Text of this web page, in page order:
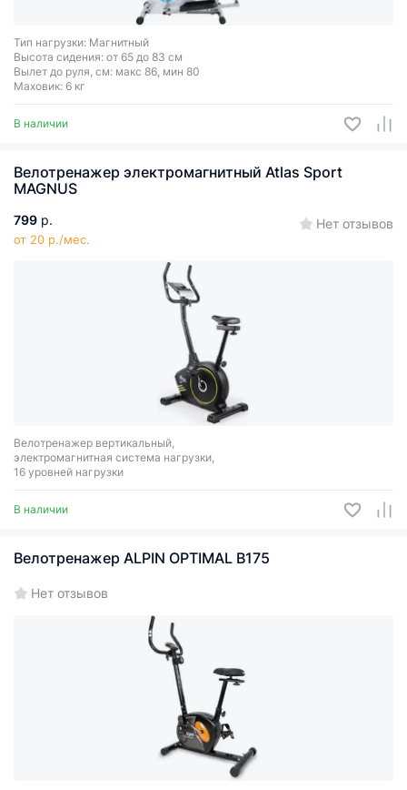
Тип нагрузки: Магнитный
Высота сидения: от 65 до 83 см
Вылет до руля, см: макс 86, мин 80
Маховик: 6 кг
В наличии
Велотренажер электромагнитный Atlas Sport
MAGNUS
799 р.
от 20 р./мес.
Нет отзывов
Велотренажер вертикальный,
электромагнитная система нагрузки,
16 уровней нагрузки
В наличии
Велотренажер ALPIN OPTIMAL B175
Нет отзывов